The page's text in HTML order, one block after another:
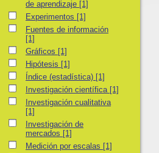
de aprendizaje [1]
Experimentos
Experimentos [1]
Fuentes de información
Fuentes de información
[1]
GráficosGráficos [1]
HipótesisHipótesis [1]
Índice (estadística)
Índice (estadística) [1]
Investigación científica
Investigación científica [1]
Investigación cualitativa
Investigación cualitativa
[1]
Investigación de mercados
Investigación de
mercados [1]
Medición por escalas
Medición por escalas [1]